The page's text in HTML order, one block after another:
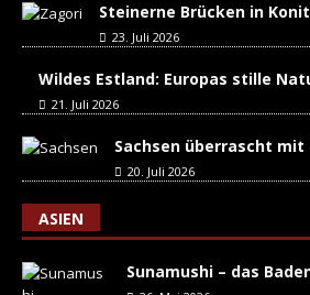
Steinerne Brücken in
23. Juli 2026
Wildes Estland: Europas stille
21. Juli 2026
Sachsen überrascht mit
20. Juli 2026
ASIEN
Sunamushi – das